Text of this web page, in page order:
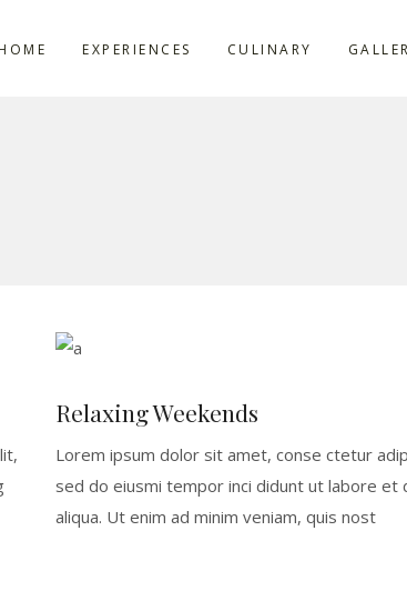
EXPERIENCES CULINARY
Relaxing Weekends
Lorem ipsum dolor sit amet, conse ctetur
sed do eiusmi tempor inci didunt ut labore et
aliqua. Ut enim ad minim veniam, quis nost